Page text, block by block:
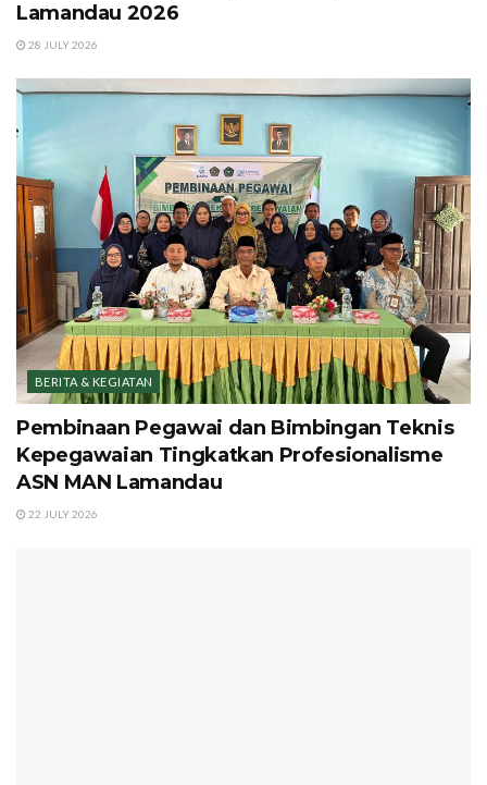
Lamandau 2026
28 JULY 2026
BERITA & KEGIATAN
Pembinaan Pegawai dan Bimbingan Teknis
Kepegawaian Tingkatkan Profesionalisme
ASN MAN Lamandau
22 JULY 2026